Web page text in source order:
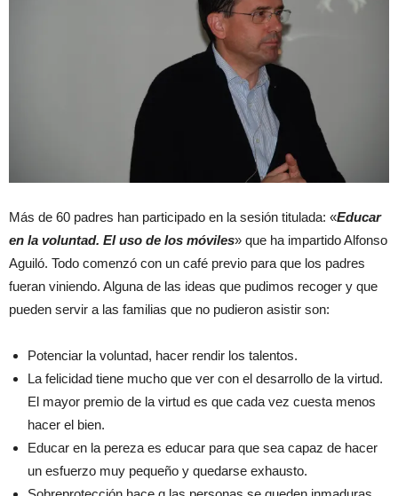
Más de 60 padres han participado en la sesión titulada: «Educar
en la voluntad. El uso de los móviles» que ha impartido Alfonso
Aguiló. Todo comenzó con un café previo para que los padres
fueran viniendo. Alguna de las ideas que pudimos recoger y que
pueden servir a las familias que no pudieron asistir son:
Potenciar la voluntad, hacer rendir los talentos.
La felicidad tiene mucho que ver con el desarrollo de la virtud.
El mayor premio de la virtud es que cada vez cuesta menos
hacer el bien.
Educar en la pereza es educar para que sea capaz de hacer
un esfuerzo muy pequeño y quedarse exhausto.